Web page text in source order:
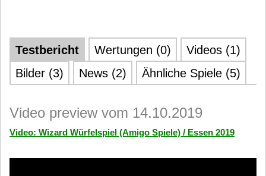
Testbericht Wertungen (0)
Videos (1)
Bilder (3)
News (2) Ähnliche Spiele (5)
Video preview vom 14.10.2019
Video: Wizard Würfelspiel (Amigo Spiele) / Essen 2019